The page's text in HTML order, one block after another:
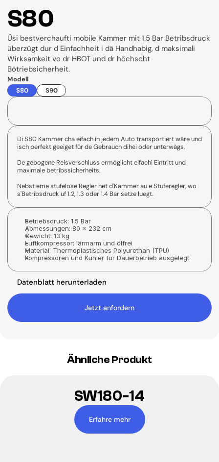
S80
Üsi bestverchaufti mobile Kammer mit 1.5 Bar Betribsdruck
überzügt dur d Einfachheit i dä Handhabig, d maksimali
Wirksamkeit vo dr HBOT und dr höchscht
Bötriebsicherheit.
Modell
S80
S90
Accessoires
X4-VES
15 l/min O2-Versorgung
Di S80 Kammer cha eifach in jedem Auto transportiert wäre und
isch perfekt geeiget für de Gebrauch dihei oder unterwägs.
De gebogene Reisverschluss ermöglicht eifachi Eintritt und
maximale betribssicherheits.
Nebst eme stufelose Regler het d'Kammer au e Stuferegler, wo
s'Betribsdruck uf 1.2, 1.3 oder 1.4 Bar setze luegt.
Betriebsdruck: 1.5 Bar
Abmessungen: 80 x 232 cm
Gewicht: 13 kg
Luftkompressor: lärmarm und ölfrei
Material: Thermoplastisches Polyurethan (TPU)
Kompressoren und Kühler für Dauerbetrieb ausgelegt
Datenblatt herunterladen
Jetzt anfordern
Ähnliche Produkt
SW180-14
Erfahre mehr